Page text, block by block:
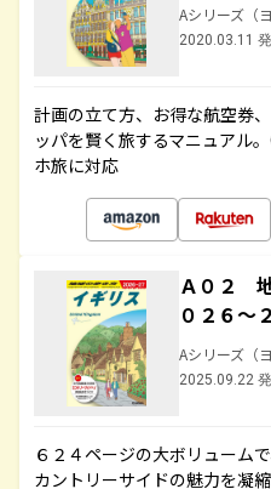
Aシリーズ（
2020.03.11
計画の立て方、お得な航空券
ッパを賢く旅するマニュアル
ホ旅に対応
Ａ０２
０２６～
Aシリーズ（
2025.09.22
６２４ページの大ボリューム
カントリーサイドの魅力を凝